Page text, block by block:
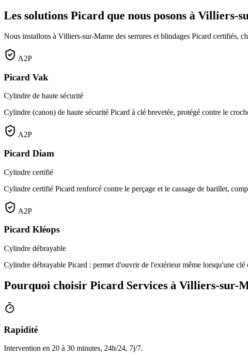
Les solutions Picard que nous posons à Villiers-
Nous installons à Villiers-sur-Marne des serrures et blindages Picard certifiés,
A2P
Picard Vak
Cylindre de haute sécurité
Cylindre (canon) de haute sécurité Picard à clé brevetée, protégé contre le
A2P
Picard Diam
Cylindre certifié
Cylindre certifié Picard renforcé contre le perçage et le cassage de barillet,
A2P
Picard Kléops
Cylindre débrayable
Cylindre débrayable Picard : permet d'ouvrir de l'extérieur même lorsqu'une
Pourquoi choisir Picard Services à Villiers-sur-
Rapidité
Intervention en 20 à 30 minutes, 24h/24, 7j/7.